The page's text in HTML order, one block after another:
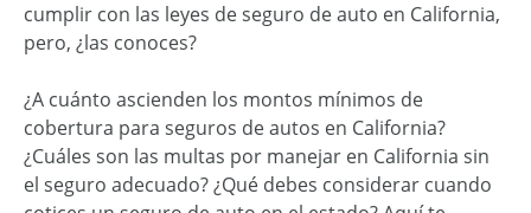
cumplir con las leyes de seguro de auto en California,
pero, ¿las conoces?
¿A cuánto ascienden los montos mínimos de
cobertura para seguros de autos en California?
¿Cuáles son las multas por manejar en California sin
el seguro adecuado? ¿Qué debes considerar cuando